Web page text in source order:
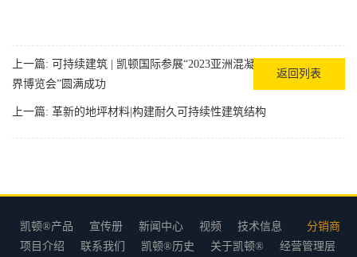
上一篇: 可持续建筑 | 凯顿国际参展“2023亚洲混凝土世
界博览会”圆满成功
上一篇: 革新的地坪材料|构建耐久可持续性建筑结构
返回列表
凯顿®产品 宣传册 新闻中心 视频
技术信息
项目介绍
联系我们 凯顿®历史 关于凯顿® 经营管理层
分销商